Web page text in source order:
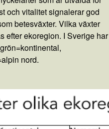
och vitalitet signalerar god
betesväxter. Vilka växter
efter ekoregion. I Sverige har
nord.